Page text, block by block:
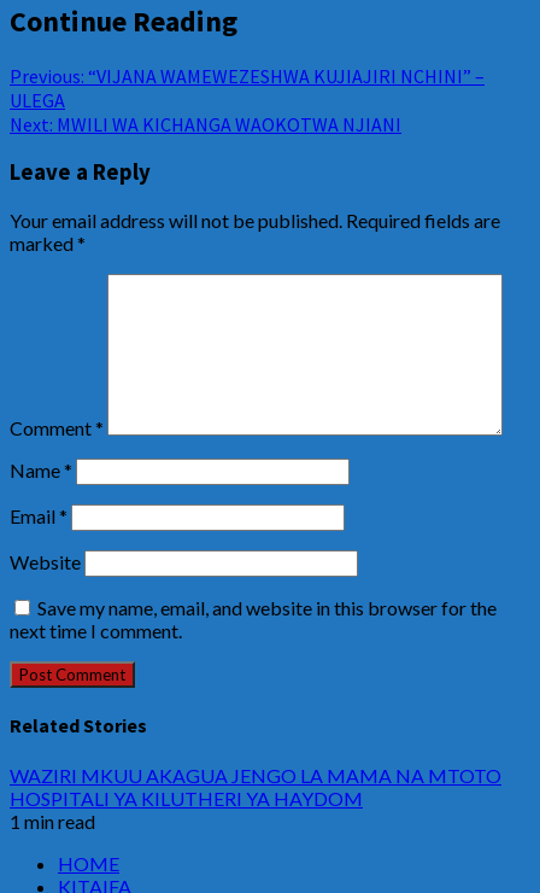
Continue Reading
Previous: “VIJANA WAMEWEZESHWA KUJIAJIRI NCHINI” –
ULEGA
Next: MWILI WA KICHANGA WAOKOTWA NJIANI
Leave a Reply
Your email address will not be published. Required fields are
marked*
Comment*
Name*
Email*
Website
Save my name, email, and website in this browser for the
next time I comment.
Related Stories
WAZIRI MKUU AKAGUA JENGO LA MAMA NA MTOTO
HOSPITALI YA KILUTHERI YA HAYDOM
1 min read
HOME
KITAIFA